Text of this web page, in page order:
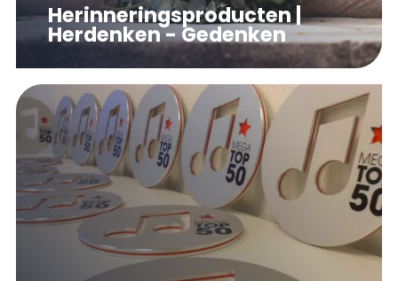
Herinneringsproducten |
Herdenken - Gedenken